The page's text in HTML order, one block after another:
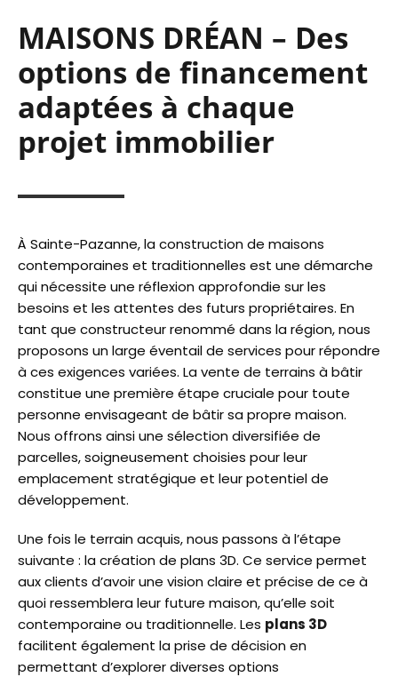
MAISONS DRÉAN – Des
options de financement
adaptées à chaque
projet immobilier
À Sainte-Pazanne, la construction de maisons
contemporaines et traditionnelles est une démarche
qui nécessite une réflexion approfondie sur les
besoins et les attentes des futurs propriétaires. En
tant que constructeur renommé dans la région, nous
proposons un large éventail de services pour répondre
à ces exigences variées. La vente de terrains à bâtir
constitue une première étape cruciale pour toute
personne envisageant de bâtir sa propre maison.
Nous offrons ainsi une sélection diversifiée de
parcelles, soigneusement choisies pour leur
emplacement stratégique et leur potentiel de
développement.
Une fois le terrain acquis, nous passons à l’étape
suivante : la création de plans 3D. Ce service permet
aux clients d’avoir une vision claire et précise de ce à
quoi ressemblera leur future maison, qu’elle soit
contemporaine ou traditionnelle. Les plans 3D
facilitent également la prise de décision en
permettant d’explorer diverses options